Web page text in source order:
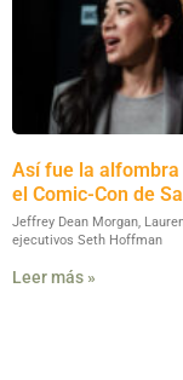
Así fue la alfombra
el Comic-Con de
Jeffrey Dean Morgan,
ejecutivos Seth Hoffman
Leer más »